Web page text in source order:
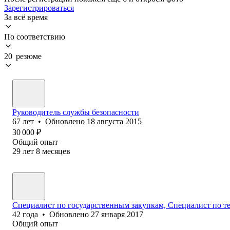
Зарегистрироваться
За всё время
По соответствию
20 резюме
Руководитель службы безопасности
67 лет • Обновлено 18 августа 2015
30 000 ₽
Общий опыт
29 лет 8 месяцев
Специалист по государственным закупкам, Специалист по
42 года • Обновлено 27 января 2017
Общий опыт